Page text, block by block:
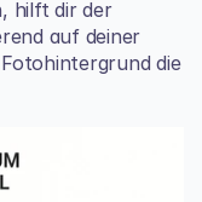
hilft dir der
auf deiner
die